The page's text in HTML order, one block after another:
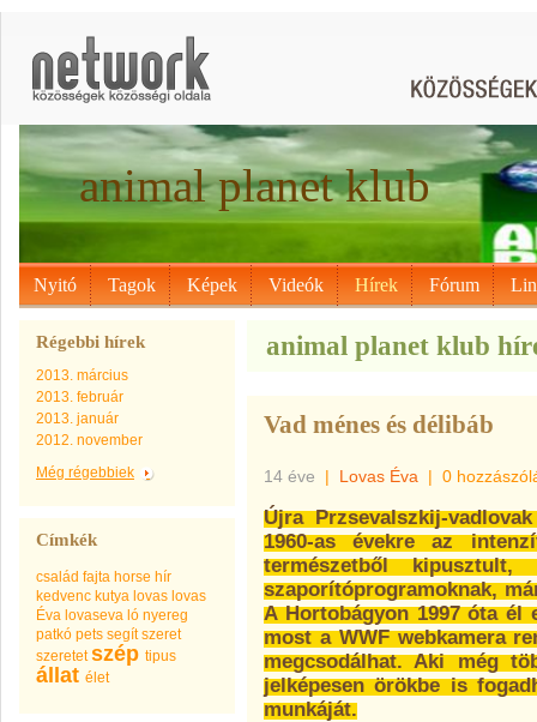
animal planet klub
Nyitó Tagok Képek Videók Hírek Fórum
Régebbi hírek
2013. március
2013. február
2013. január
2012. november
Még régebbiek
Címkék
család fajta horse hír
kedvenc kutya lovas lovas
Éva lovaseva ló nyereg
patkó pets segít szeret
szeretet szép tipus
állat élet
animal planet klub
Vad ménes és délibáb
14 éve | Lovas Éva | 0
Újra Przsevalszkij-
1960-as évekre az
természetből
szaporítóprogramoknak,
A Hortobágyon 1997 óta él
most a WWF webkamera
megcsodálhat. Aki még
jelképesen örökbe is
munkáját.